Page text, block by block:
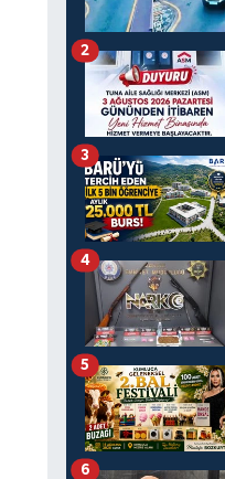
2
3
4
5
6